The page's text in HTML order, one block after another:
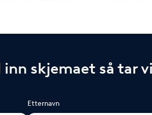
inn skjemaet så tar
Etternavn